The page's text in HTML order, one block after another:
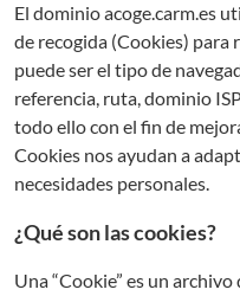
El dominio acoge.carm.es
de recogida (Cookies)
puede ser el tipo de
referencia, ruta, dominio
todo ello con el fin de
Cookies nos ayudan a
necesidades personales.
¿Qué son las cookies?
Una “Cookie” es un